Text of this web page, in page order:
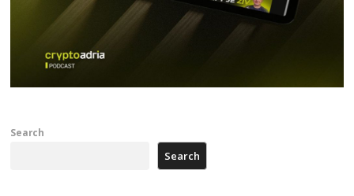
Search
Search